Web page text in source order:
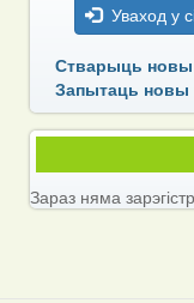
Уваход у
Стварыць новы
Запытаць новы
Зараз няма